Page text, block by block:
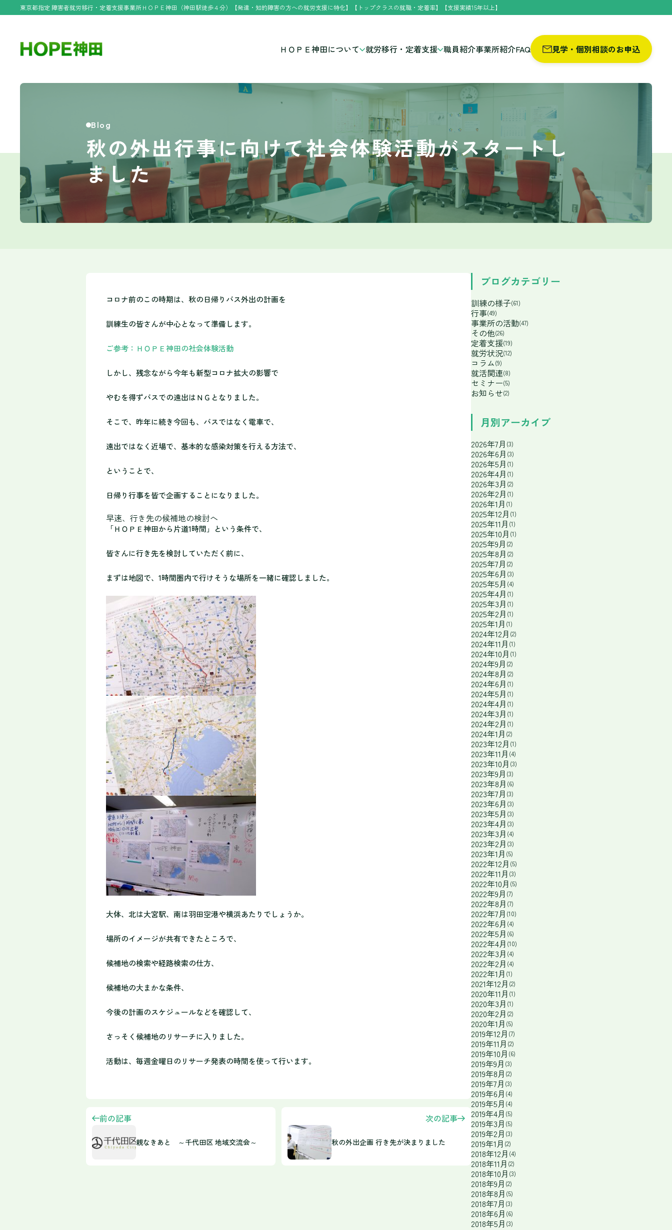
東京都指定 障害者就労移行・定着支援事業所ＨＯＰＥ神田（神田駅徒歩４分）【発達・知的障害の方への就労支援に特化】【トップクラスの就職・定着率】【支援実績15年以上】
ＨＯＰＥ神田について 就労移行・定着支援 職員紹介事業所紹介FAQ 見学・個別相談のお申込
Blog
秋の外出行事に向けて社会体験活動がスタートし
ました
コロナ前のこの時期は、秋の日帰りバス外出の計画を
訓練生の皆さんが中心となって準備します。
ご参考：ＨＯＰＥ神田の社会体験活動
しかし、残念ながら今年も新型コロナ拡大の影響で
やむを得ずバスでの遠出はＮＧとなりました。
そこで、昨年に続き今回も、バスではなく電車で、
遠出ではなく近場で、基本的な感染対策を行える方法で、
ということで、
日帰り行事を皆で企画することになりました。
早速、行き先の候補地の検討へ
「ＨＯＰＥ神田から片道1時間」という条件で、
皆さんに行き先を検討していただく前に、
まずは地図で、1時間圏内で行けそうな場所を一緒に確認しました。
大体、北は大宮駅、南は羽田空港や横浜あたりでしょうか。
場所のイメージが共有できたところで、
候補地の検索や経路検索の仕方、
候補地の大まかな条件、
今後の計画のスケジュールなどを確認して、
さっそく候補地のリサーチに入りました。
活動は、毎週金曜日のリサーチ発表の時間を使って行います。
次の記事
秋の外出企画 行き先が決まりました
前の記事
親なきあと ～千代田区 地域交流会～
ブログカテゴリー
訓練の様子(61)
行事(49)
事業所の活動(47)
その他(26)
定着支援(19)
就労状況(12)
コラム(9)
就活関連(8)
セミナー(5)
お知らせ(2)
月別アーカイブ
2026年7月 (3)
2026年6月 (3)
2026年5月 (1)
2026年4月 (1)
2026年3月 (2)
2026年2月 (1)
2026年1月 (1)
2025年12月 (1)
2025年11月 (1)
2025年10月 (1)
2025年9月 (2)
2025年8月 (2)
2025年7月 (2)
2025年6月 (3)
2025年5月 (4)
2025年4月 (1)
2025年3月 (1)
2025年2月 (1)
2025年1月 (1)
2024年12月 (2)
2024年11月 (1)
2024年10月 (1)
2024年9月 (2)
2024年8月 (2)
2024年6月 (1)
2024年5月 (1)
2024年4月 (1)
2024年3月 (1)
2024年2月 (1)
2024年1月 (2)
2023年12月 (1)
2023年11月 (4)
2023年10月 (3)
2023年9月 (3)
2023年8月 (6)
2023年7月 (3)
2023年6月 (3)
2023年5月 (3)
2023年4月 (3)
2023年3月 (4)
2023年2月 (3)
2023年1月 (5)
2022年12月 (5)
2022年11月 (3)
2022年10月 (5)
2022年9月 (7)
2022年8月 (7)
2022年7月 (10)
2022年6月 (4)
2022年5月 (6)
2022年4月 (10)
2022年3月 (4)
2022年2月 (4)
2022年1月 (1)
2021年12月 (2)
2020年11月 (1)
2020年3月 (1)
2020年2月 (2)
2020年1月 (5)
2019年12月 (7)
2019年11月 (2)
2019年10月 (6)
2019年9月 (3)
2019年8月 (2)
2019年7月 (3)
2019年6月 (4)
2019年5月 (4)
2019年4月 (5)
2019年3月 (5)
2019年2月 (3)
2019年1月 (2)
2018年12月 (4)
2018年11月 (2)
2018年10月 (3)
2018年9月 (2)
2018年8月 (5)
2018年7月 (3)
2018年6月 (6)
2018年5月 (3)